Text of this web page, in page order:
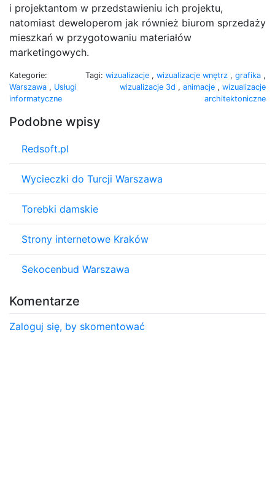
i projektantom w przedstawieniu ich projektu,
natomiast deweloperom jak również biurom sprzedaży
mieszkań w przygotowaniu materiałów
marketingowych.
Kategorie:
Warszawa , Usługi
informatyczne
Tagi: wizualizacje , wizualizacje wnętrz , grafika ,
wizualizacje 3d , animacje , wizualizacje
architektoniczne
Podobne wpisy
Redsoft.pl
Wycieczki do Turcji Warszawa
Torebki damskie
Strony internetowe Kraków
Sekocenbud Warszawa
Komentarze
Zaloguj się, by skomentować